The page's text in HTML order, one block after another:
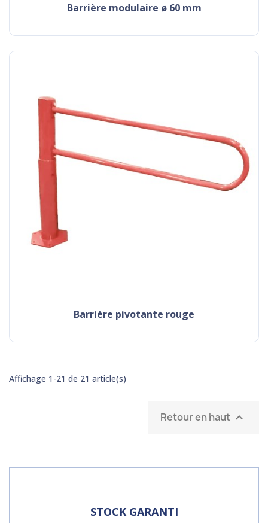
barrière modulaire ø 60 mm
barrière pivotante rouge
Affichage 1-21 de 21 article(s)
Retour en haut 
STOCK GARANTI